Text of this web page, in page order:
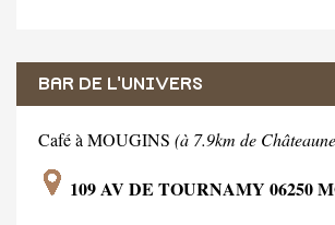
BAR DE L'UNIVERS
Café à MOUGINS (à 7.9km de
109 AV DE TOURNAMY 06250